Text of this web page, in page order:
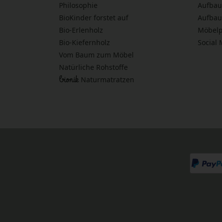
Philosophie
BioKinder forstet auf
Bio-Erlenholz
Bio-Kiefernholz
Vom Baum zum Möbel
Natürliche Rohstoffe
bionik Naturmatratzen
Social